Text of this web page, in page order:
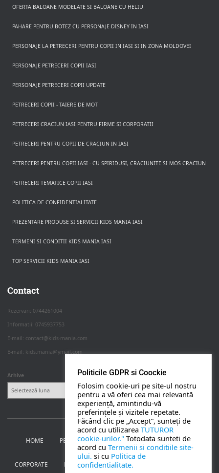
OFERTA BALOANE MODELATE SI BALOANE CU HELIU
PAHARE PENTRU BOTEZ CU PERSONAJE DISNEY IN IASI
PERSONAJE LA PETRECERI PENTRU COPII IN IASI SI IN ZONA MOLDOVEI
PERSONAJE PETRECERI COPII IASI
PERSONAJE PETRECERI COPII UPDATE
PETRECERI COPII - TAIERE DE MOT
PETRECERI CRACIUN IASI PENTRU FIRME SI CORPORATII
PETRECERI PENTRU COPII DE CRACIUN IN IASI
PETRECERI PENTRU COPII IASI - CU SPIRIDUSI, CRACIUNITE SI MOS CRACIUN
PETRECERI TEMATICE COPII IASI
POLITICA DE CONFIDENTIALITATE
PREZENTARE PRODUSE SI SERVICII KIDS MANIA IASI
TERMENI SI CONDITII KIDS MANIA IASI
TOP SERVICII KIDS MANIA IASI
Contact
Rezervari: 0744261004
Informatii: 0745937753
E-mail: contact@kids-mania.com
E-mail: kids.mania@ymail.com
Arhive
HOME PETRECERI PENTRU COPII NUNTA SI BOTEZ
CORPORATE BANCHETE MOȚ
Politicile GDPR si Coockie
Folosim cookie-uri pe site-ul nostru
pentru a vă oferi cea mai relevantă
experiență, amintindu-vă
preferințele și vizitele repetate.
Făcând clic pe „Accept”, sunteți de
acord cu utilizarea TUTUROR
cookie-urilor." Totodata sunteti de
acord cu Termenii si conditiile site-
ului. si cu Politica de
confidentialitate.
Apasa pe o categorie ca sa vezi serviciile.
PETRECERI COPII
NUNTA
BANCHETE
CORPORATE
TOATE SERVICIILE